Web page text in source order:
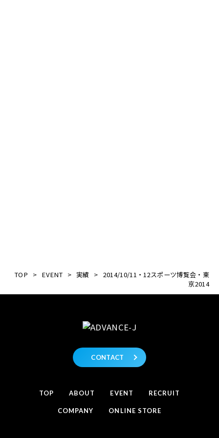
TOP > EVENT > 実績 > 2014/10/11・12スポーツ博覧会・東
京2014
CONTACT
TOP ABOUT EVENT RECRUIT
COMPANY ONLINE STORE